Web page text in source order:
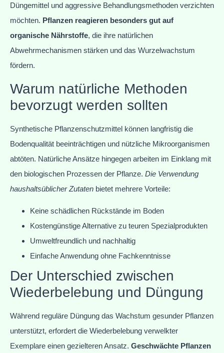
Düngemittel und aggressive Behandlungsmethoden verzichten
möchten. Pflanzen reagieren besonders gut auf
organische Nährstoffe, die ihre natürlichen
Abwehrmechanismen stärken und das Wurzelwachstum
fördern.
Warum natürliche Methoden
bevorzugt werden sollten
Synthetische Pflanzenschutzmittel können langfristig die
Bodenqualität beeinträchtigen und nützliche Mikroorganismen
abtöten. Natürliche Ansätze hingegen arbeiten im Einklang mit
den biologischen Prozessen der Pflanze. Die Verwendung
haushaltsüblicher Zutaten bietet mehrere Vorteile:
Keine schädlichen Rückstände im Boden
Kostengünstige Alternative zu teuren Spezialprodukten
Umweltfreundlich und nachhaltig
Einfache Anwendung ohne Fachkenntnisse
Der Unterschied zwischen
Wiederbelebung und Düngung
Während reguläre Düngung das Wachstum gesunder Pflanzen
unterstützt, erfordert die Wiederbelebung verwelkter
Exemplare einen gezielteren Ansatz. Geschwächte Pflanzen